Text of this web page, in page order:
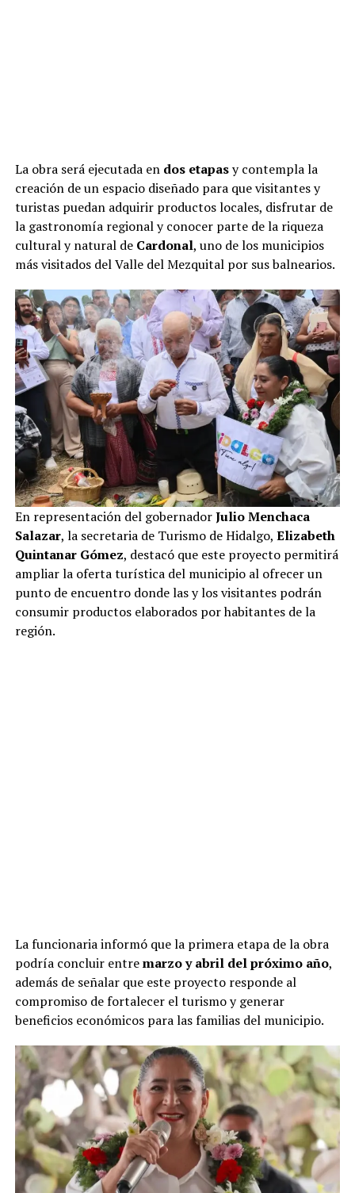
La obra será ejecutada en dos etapasy contempla la
creación de un espacio diseñado para que visitantes y
turistas puedan adquirir productos locales, disfrutar de
la gastronomía regional y conocer parte de la riqueza
cultural y natural de Cardonal, uno de los municipios
más visitados del Valle del Mezquital por sus balnearios.
En representación del gobernadorJulio Menchaca
Salazar, la secretaria de Turismo de Hidalgo, Elizabeth
Quintanar Gómez, destacó que este proyecto permitirá
ampliar la oferta turística del municipio al ofrecer un
punto de encuentro donde las y los visitantes podrán
consumir productos elaborados por habitantes de la
región.
La funcionaria informó que la primera etapa de la obra
podría concluir entremarzo y abril del próximo año,
además de señalar que este proyecto responde al
compromiso de fortalecer el turismo y generar
beneficios económicos para las familias del municipio.